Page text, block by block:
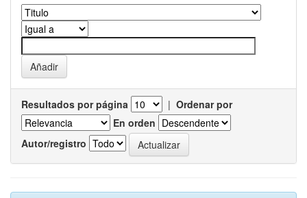
Resultados por página | Ordenar por
En orden
Autor/registro